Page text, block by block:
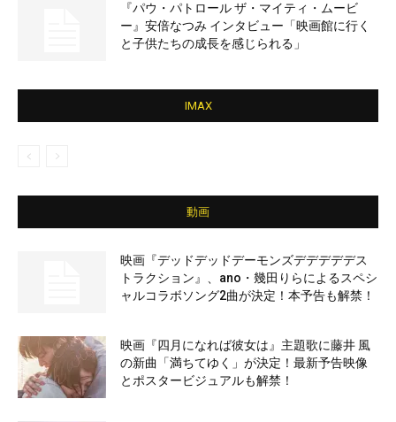
『パウ・パトロール ザ・マイティ・ムービ
ー』安倍なつみ インタビュー「映画館に行く
と子供たちの成長を感じられる」
IMAX
動画
映画『デッドデッドデーモンズデデデデデス
トラクション』、ano・幾田りらによるスペシ
ャルコラボソング2曲が決定！本予告も解禁！
映画『四月になれば彼女は』主題歌に藤井 風
の新曲「満ちてゆく」が決定！最新予告映像
とポスタービジュアルも解禁！